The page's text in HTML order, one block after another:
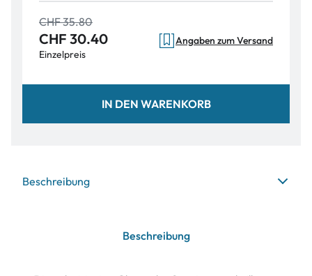
CHF 35.80
CHF 30.40
Einzelpreis
Angaben zum Versand
IN DEN WARENKORB
Beschreibung
Beschreibung